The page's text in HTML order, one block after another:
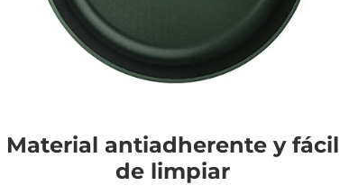
Material antiadherente y fácil
de limpiar